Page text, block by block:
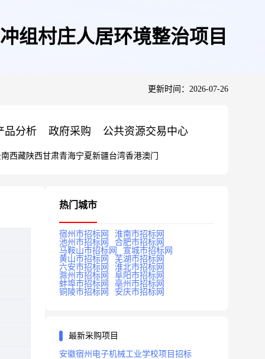
组村庄人居环境整治项目
更新时间：2026-07-26
品分析 政府采购 公共资源交易中心
西藏陕西甘肃青海宁夏新疆台湾香港澳门
热门城市
宿州市招标网
淮南市招标网
池州市招标网
合肥市招标网
马鞍山市招标网
宣城市招标网
黄山市招标网
芜湖市招标网
六安市招标网
淮北市招标网
滁州市招标网
阜阳市招标网
蚌埠市招标网
亳州市招标网
铜陵市招标网
安庆市招标网
最新采购项目
安徽宿州电子机械工业学校项目招标